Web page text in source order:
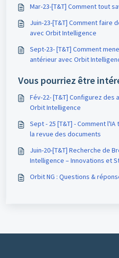
Mar-23-[T&T] Comment tout
Juin-23-[T&T] Comment faire
avec Orbit Intelligence
Sept-23- [T&T] Comment
antérieur avec Orbit
Vous pourriez être
Fév-22- [T&T] Configurez
Orbit Intelligence
Sept - 25 [T&T] - Comment
la revue des documents
Juin-20-[T&T] Recherche de
Intelligence – Innovations et
Orbit NG : Questions &